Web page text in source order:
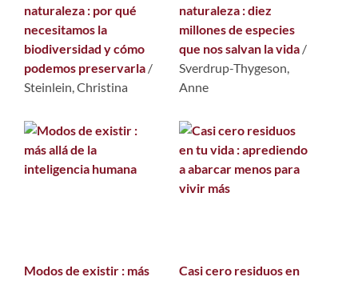
naturaleza : por qué
necesitamos la
biodiversidad y cómo
podemos preservarla /
Steinlein, Christina
naturaleza : diez
millones de especies
que nos salvan la vida /
Sverdrup-Thygeson,
Anne
Modos de existir : más
Casi cero residuos en